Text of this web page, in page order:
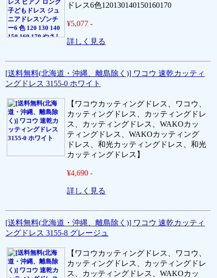
ドレス6色120130140150160170
¥5,077 -
詳しく見る
[送料無料(北海道・沖縄、離島除く)] ワコウ 速乾カッティ
ングドレス 3155-0 ホワイト
【ワコウカッティングドレス、ワコウ、
カッティングドレス、カッティングドレ
ス、カッティングドレス、WAKOカッ
ティングドレス、WAKOカッティング
ドレス、和光カッティングドレス、和光
カッティングドレス】
¥4,690 -
詳しく見る
[送料無料(北海道・沖縄、離島除く)] ワコウ 速乾カッティ
ングドレス 3155-8 グレージュ
【ワコウカッティングドレス、ワコウ、
カッティングドレス、カッティングドレ
ス、カッティングドレス、WAKOカッ